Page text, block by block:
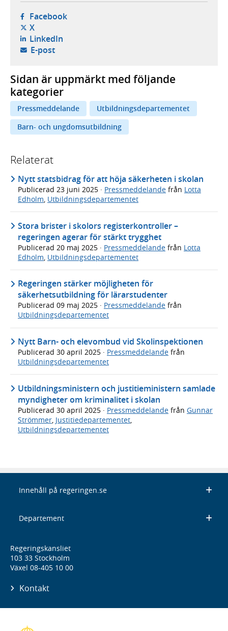
Facebook- öppnas i ny flik, extern webbplats,
X- öppnas i ny flik, extern webbplats,
LinkedIn- öppnas i ny flik, extern webbplats,
E-post- öppnar din e-postklient,
Sidan är uppmärkt med följande
kategorier
Pressmeddelande
Utbildningsdepartementet
Barn- och ungdomsutbildning
Relaterat
Nytt statsbidrag för att höja säkerheten i skolan
Publicerad 23 juni 2025 · Pressmeddelande från Lotta
Edholm, Utbildningsdepartementet
Stora brister i skolors registerkontroller –
regeringen agerar för stärkt trygghet
Publicerad 20 maj 2025 · Pressmeddelande från Lotta
Edholm Utbildningsdepartementet
Regeringen stärker möjligheten för
säkerhetsutbildning för lärarstudenter
Publicerad 09 maj 2025 · Pressmeddelande från
Utbildningsdepartementet
Nytt Barn- och elevombud vid Skolinspektionen
Publicerad 30 april 2025 · Pressmeddelande från
Utbildningsdepartementet
Utbildningsministern och justitieministern samlade
myndigheter om kriminalitet i skolan
Publicerad 30 april 2025 · Pressmeddelande från Gunnar
Strömmer Justitiedepartementet
Utbildningsdepartementet
Innehåll på regeringen.se
Departement
Regeringskansliet
103 33 Stockholm
Växel 08-405 10 00
Kontakt